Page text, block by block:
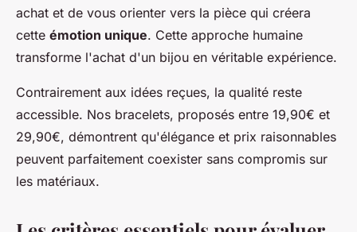
achat et de vous orienter vers la pièce qui créera
cette émotion unique. Cette approche humaine
transforme l'achat d'un bijou en véritable expérience.
Contrairement aux idées reçues, la qualité reste
accessible. Nos bracelets, proposés entre 19,90€ et
29,90€, démontrent qu'élégance et prix raisonnables
peuvent parfaitement coexister sans compromis sur
les matériaux.